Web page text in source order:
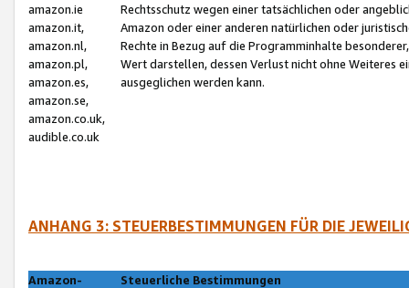
amazon.ie
amazon.it,
amazon.nl,
amazon.pl,
amazon.es,
amazon.se,
amazon.co.uk,
audible.co.uk
Rechtsschutz wegen einer tatsächlichen oder
Amazon oder einer anderen natürlichen oder
Rechte in Bezug auf die Programminhalte
Wert darstellen, dessen Verlust nicht ohne Weiteres
ausgeglichen werden kann.
ANHANG 3: STEUERBESTIMMUNGEN FÜR DIE
Amazon-
Steuerliche Bestimmungen